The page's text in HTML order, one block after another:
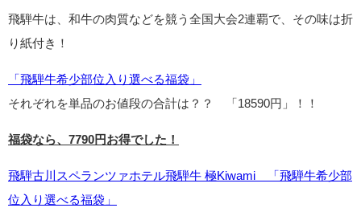
飛騨牛は、和牛の肉質などを競う全国大会2連覇で、その味は折
り紙付き！
「飛騨牛希少部位入り選べる福袋」
それぞれを単品のお値段の合計は？？ 「18590円」！！
福袋なら、7790円お得でした！
飛騨古川スペランツァホテル飛騨牛 極Kiwami 「飛騨牛希少部
位入り選べる福袋」